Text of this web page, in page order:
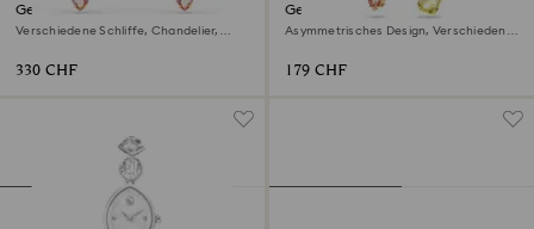
Gema Drop-Ohrhänger
Verschiedene Schliffe, Chandelier,
330 CHF
Gema Drop-Ohrhänger
Asymmetrisches Design, Verschiedene
179 CHF